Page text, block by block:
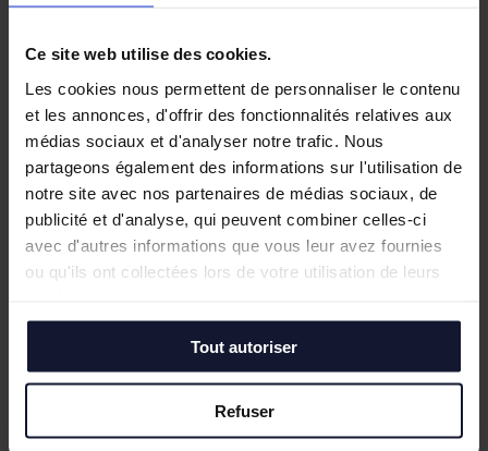
Ce site web utilise des cookies.
Les cookies nous permettent de personnaliser le contenu
et les annonces, d'offrir des fonctionnalités relatives aux
médias sociaux et d'analyser notre trafic. Nous
partageons également des informations sur l'utilisation de
notre site avec nos partenaires de médias sociaux, de
publicité et d'analyse, qui peuvent combiner celles-ci
avec d'autres informations que vous leur avez fournies
ou qu'ils ont collectées lors de votre utilisation de leurs
Tout autoriser
Refuser
Location
6 200 m² (divisibles)